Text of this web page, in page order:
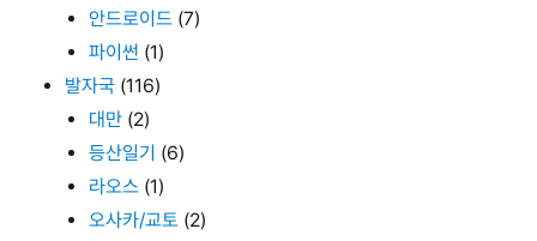
안드로이드 (7)
파이썬 (1)
발자국 (116)
대만 (2)
등산일기 (6)
라오스 (1)
오사카/교토 (2)